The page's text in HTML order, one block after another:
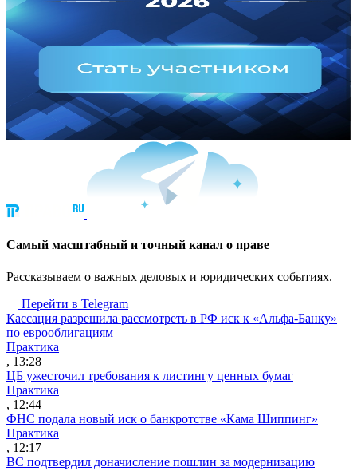
Cамый масштабный и точный канал о праве
Рассказываем о важных деловых и юридических событиях.
Перейти в Telegram
Кассация разрешила рассмотреть в РФ иск к «Альфа-Банку»
по еврооблигациям
Практика
, 13:28
ЦБ ужесточил требования к листингу ценных бумаг
Практика
, 12:44
ФНС подала новый иск о банкротстве «Кама Шиппинг»
Практика
, 12:17
ВС подтвердил доначисление пошлин за модернизацию